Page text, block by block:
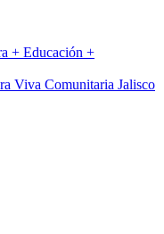
+ Educación +
Viva Comunitaria Jalisco